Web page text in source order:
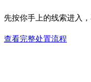
先按你手上的线索进入
查看完整处置流程